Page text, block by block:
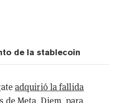
de la stablecoin
adquirió la fallida